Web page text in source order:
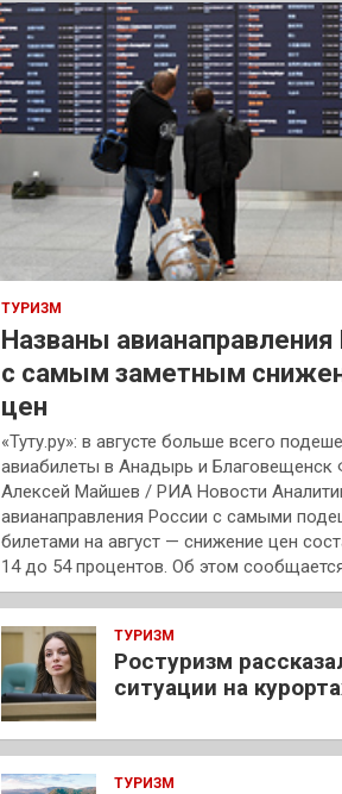
к
ТУРИЗМ
Названы авианаправления
с самым заметным
цен
«Туту.ру»: в августе больше всего
авиабилеты в Анадырь и Благовещенск
Алексей Майшев / РИА Новости
авианаправления России с самыми
билетами на август — снижение цен
14 до 54 процентов. Об этом
ТУРИЗМ
Ростуризм
ситуации на
ТУРИЗМ